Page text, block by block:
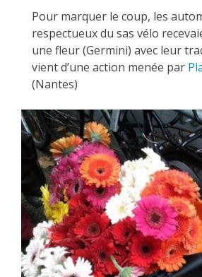
Pour marquer le coup, les
respectueux du sas vélo
une fleur (Germini) avec leur
vient d’une action menée par
(Nantes)